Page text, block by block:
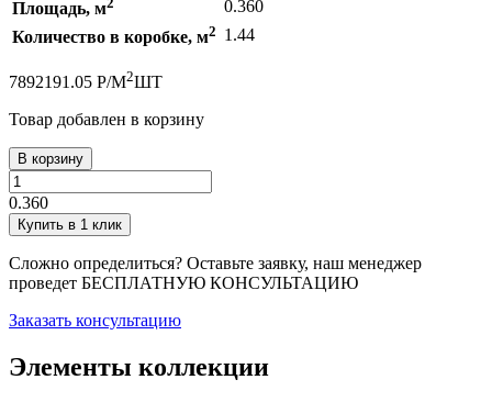
Площадь, м
0.360
Количество в коробке, м2 1.44
7892191.05 Р/М2ШТ
Товар добавлен в корзину
В корзину
0.360
Купить в 1 клик
Сложно определиться? Оставьте заявку, наш менеджер
проведет БЕСПЛАТНУЮ КОНСУЛЬТАЦИЮ
Заказать консультацию
Элементы коллекции